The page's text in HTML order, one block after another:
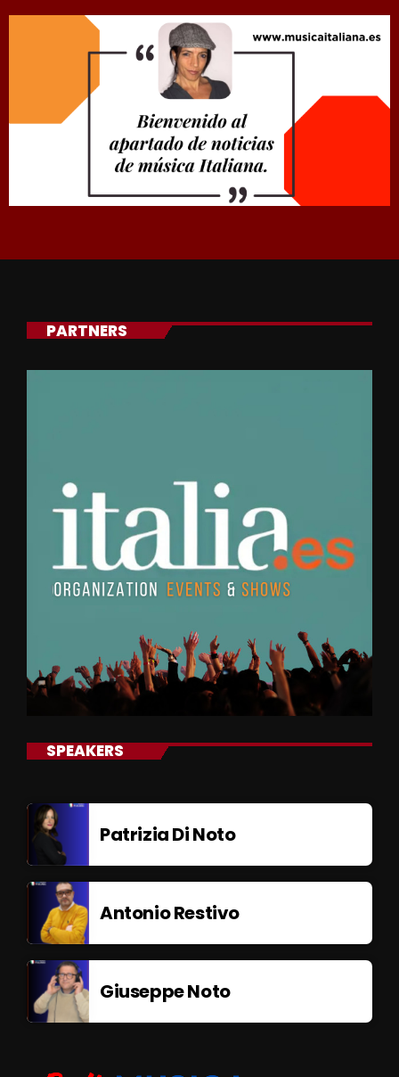
PARTNERS
SPEAKERS
Patrizia Di Noto
Antonio Restivo
Giuseppe Noto